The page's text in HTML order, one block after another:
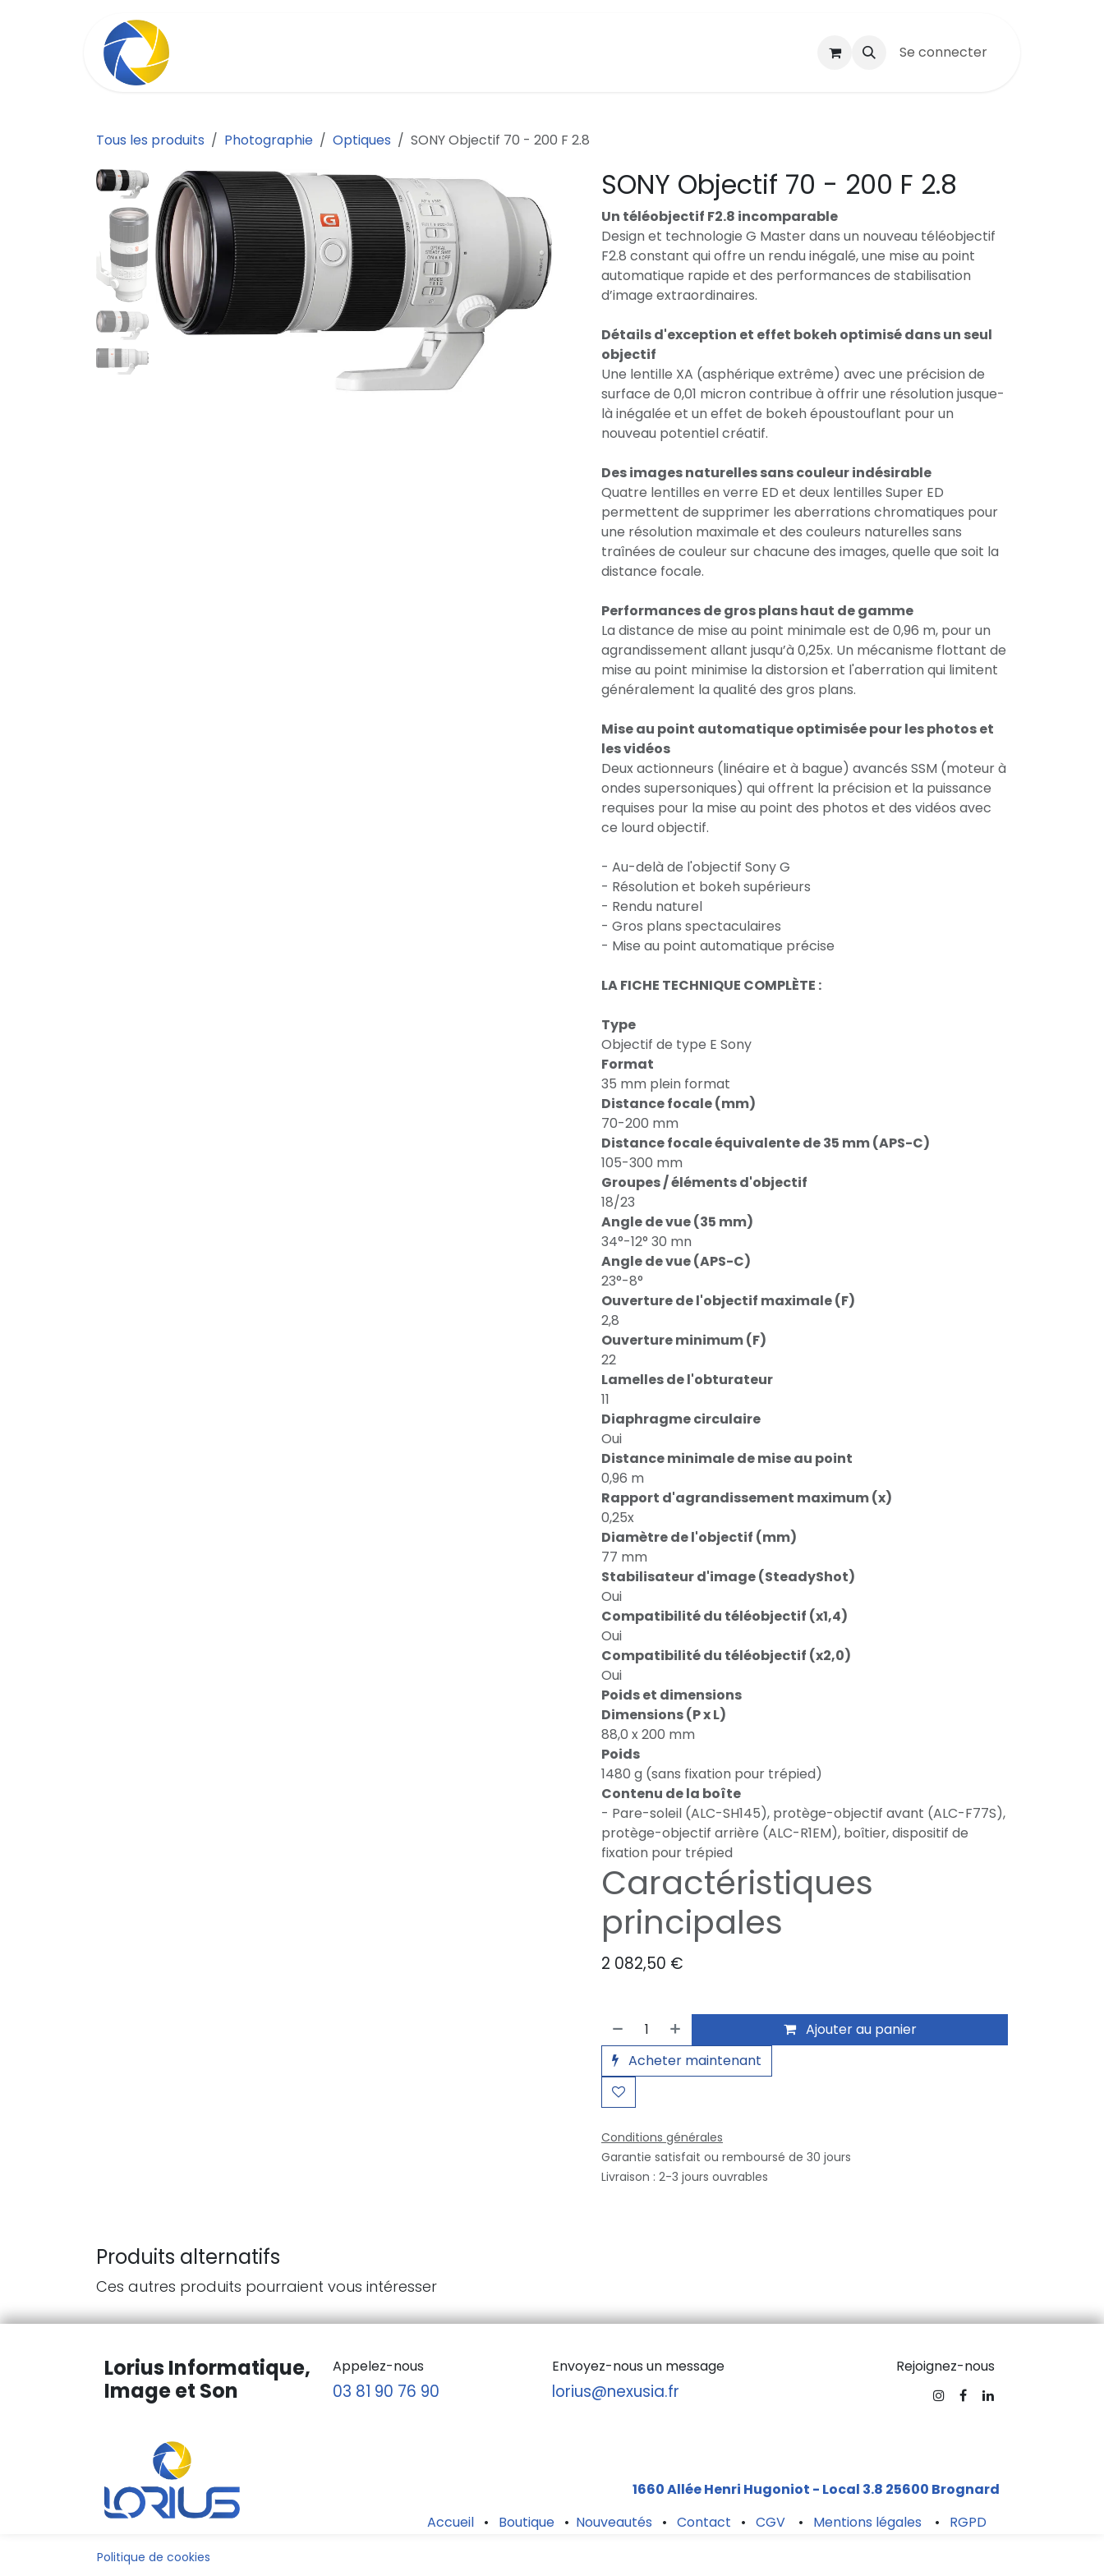
Se connecter
Tous les produits Photographie Optiques SONY Objectif 70 - 200 F 2.8
SONY Objectif 70 - 200 F 2.8
Un téléobjectif F2.8 incomparable
Design et technologie G Master dans un nouveau téléobjectif
F2.8 constant qui offre un rendu inégalé, une mise au point
automatique rapide et des performances de stabilisation
d’image extraordinaires.
Détails d'exception et effet bokeh optimisé dans un seul
objectif
Une lentille XA (asphérique extrême) avec une précision de
surface de 0,01 micron contribue à offrir une résolution jusque-
là inégalée et un effet de bokeh époustouflant pour un
nouveau potentiel créatif.
Des images naturelles sans couleur indésirable
Quatre lentilles en verre ED et deux lentilles Super ED
permettent de supprimer les aberrations chromatiques pour
une résolution maximale et des couleurs naturelles sans
traînées de couleur sur chacune des images, quelle que soit la
distance focale.
Performances de gros plans haut de gamme
La distance de mise au point minimale est de 0,96 m, pour un
agrandissement allant jusqu’à 0,25x. Un mécanisme flottant de
mise au point minimise la distorsion et l'aberration qui limitent
généralement la qualité des gros plans.
Mise au point automatique optimisée pour les photos et
les vidéos
Deux actionneurs (linéaire et à bague) avancés SSM (moteur à
ondes supersoniques) qui offrent la précision et la puissance
requises pour la mise au point des photos et des vidéos avec
ce lourd objectif.
- Au-delà de l'objectif Sony G
- Résolution et bokeh supérieurs
- Rendu naturel
- Gros plans spectaculaires
- Mise au point automatique précise
LA FICHE TECHNIQUE COMPLÈTE :
Type
Objectif de type E Sony
Format
35 mm plein format
Distance focale (mm)
70-200 mm
Distance focale équivalente de 35 mm (APS-C)
105-300 mm
Groupes / éléments d'objectif
18/23
Angle de vue (35 mm)
34°-12° 30 mn
Angle de vue (APS-C)
23°-8°
Ouverture de l'objectif maximale (F)
2,8
Ouverture minimum (F)
22
Lamelles de l'obturateur
11
Diaphragme circulaire
Oui
Distance minimale de mise au point
0,96 m
Rapport d'agrandissement maximum (x)
0,25x
Diamètre de l'objectif (mm)
77 mm
Stabilisateur d'image (SteadyShot)
Oui
Compatibilité du téléobjectif (x1,4)
Oui
Compatibilité du téléobjectif (x2,0)
Oui
Poids et dimensions
Dimensions (P x L)
88,0 x 200 mm
Poids
1480 g (sans fixation pour trépied)
Contenu de la boîte
- Pare-soleil (ALC-SH145), protège-objectif avant (ALC-F77S),
protège-objectif arrière (ALC-R1EM), boîtier, dispositif de
fixation pour trépied
Caractéristiques
principales
2 082,50 €
Ajouter au panier
Acheter maintenant
Conditions générales
Garantie satisfait ou remboursé de 30 jours
Livraison : 2-3 jours ouvrables
Produits alternatifs
Ces autres produits pourraient vous intéresser
Lorius Informatique,
Image et Son
Appelez-nous
03 81 90 76 90
Envoyez-nous un message
lorius@nexusia.fr
Rejoignez-nous
1660 Allée Henri Hugoniot - Local 3.8 25600 Brogna​rd
Accueil • Boutique • Nouveautés • Contact • CGV • Mentions légales • RGPD
Politique de cookies